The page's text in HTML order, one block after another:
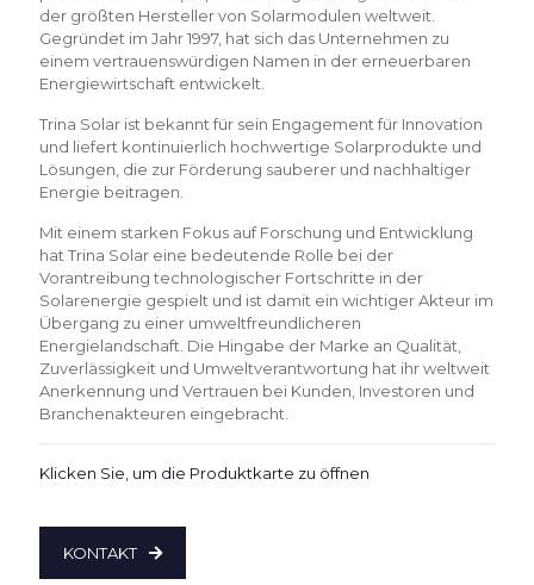
der größten Hersteller von Solarmodulen weltweit.
Gegründet im Jahr 1997, hat sich das Unternehmen zu
einem vertrauenswürdigen Namen in der erneuerbaren
Energiewirtschaft entwickelt.
Trina Solar ist bekannt für sein Engagement für Innovation
und liefert kontinuierlich hochwertige Solarprodukte und
Lösungen, die zur Förderung sauberer und nachhaltiger
Energie beitragen.
Mit einem starken Fokus auf Forschung und Entwicklung
hat Trina Solar eine bedeutende Rolle bei der
Vorantreibung technologischer Fortschritte in der
Solarenergie gespielt und ist damit ein wichtiger Akteur im
Übergang zu einer umweltfreundlicheren
Energielandschaft. Die Hingabe der Marke an Qualität,
Zuverlässigkeit und Umweltverantwortung hat ihr weltweit
Anerkennung und Vertrauen bei Kunden, Investoren und
Branchenakteuren eingebracht.
Klicken Sie, um die Produktkarte zu öffnen
KONTAKT